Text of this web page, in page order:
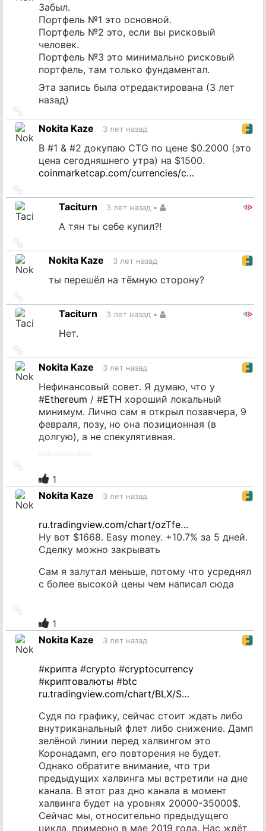
Забыл.
Портфель №1 это основной.
Портфель №2 это, если вы рисковый
человек.
Портфель №3 это минимально рисковый
портфель, там только фундаментал.
Эта запись была отредактирована (3 лет
назад)
на
источник
Nokita Kaze 3 лет назад
В #1 & #2 докупаю CTG по цене $0.2000 (это
цена сегодняшнего утра) на $1500.
coinmarketcap.com/currencies/c…
на
источникTaciturn 3 лет назад •
А тян ты себе купил?!
на
источникNokita Kaze 3 лет назад
ты перешёл на тёмную сторону?
на
источникTaciturn 3 лет назад •
Нет.
на
источник
Nokita Kaze 3 лет назад
Нефинансовый совет. Я думаю, что у
#Ethereum / #ETH хороший локальный
минимум. Лично сам я открыл позавчера, 9
февраля, позу, но она позиционная (в
долгую), а не спекулятивная.
источник
1
Nokita Kaze
3 лет назад
ru.tradingview.com/chart/ozTfe…
Ну вот $1668. Easy money. +10.7% за 5 дней.
Сделку можно закрывать
Сам я залутал меньше, потому что усреднял
с более высокой цены чем написал сюда
источник
1
Nokita Kaze
3 лет назад
#крипта #crypto #cryptocurrency
#криптовалюты #btc
ru.tradingview.com/chart/BLX/S…
Судя по графику, сейчас стоит ждать либо
внутриканальный флет либо снижение. Дамп
зелёной линии перед халвингом это
Коронадамп, его повторения не будет.
Однако обратите внимание, что три
предыдущих халвинга мы встретили на дне
канала. В этот раз дно канала в момент
халвинга будет на уровнях 20000-35000$.
Сейчас мы, относительно предыдущего
цикла, примерно в мае 2019 года. Нас ждёт